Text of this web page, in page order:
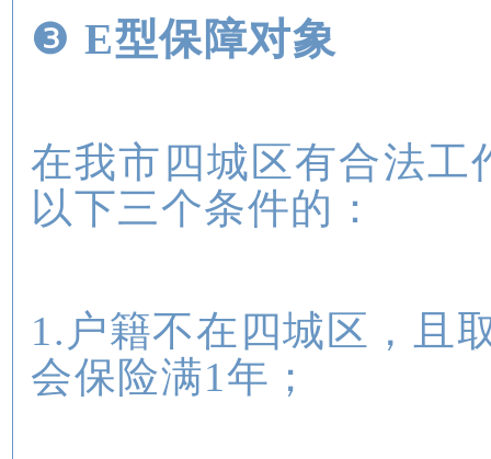
❸ E型保障对象
在我市四城区有合法工
以下三个条件的：
1.户籍不在四城区，且
会保险满1年；